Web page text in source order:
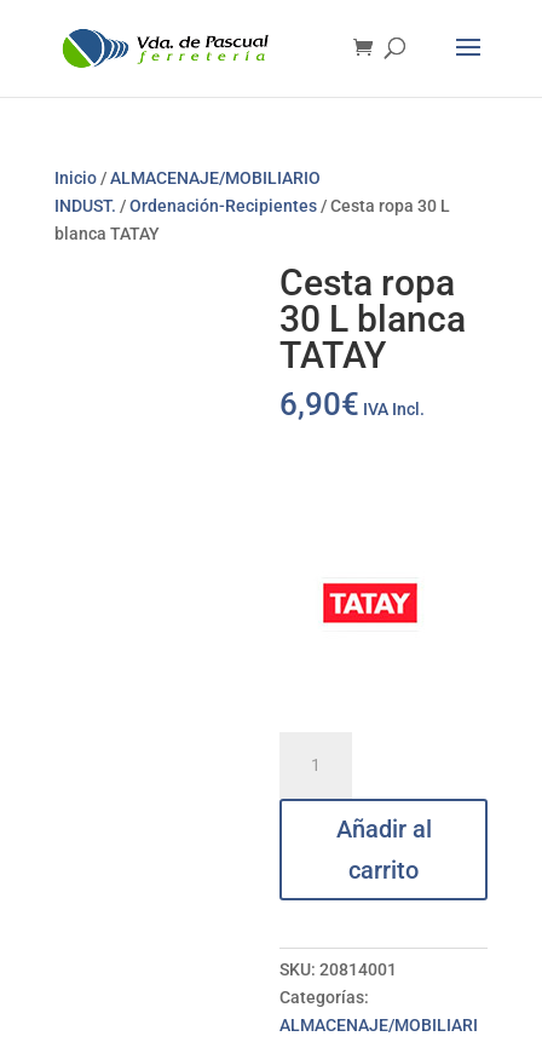
Inicio/ALMACENAJE/MOBILIARIO
INDUST. /Ordenación-Recipientes/ Cesta ropa 30 L
blanca TATAY
Cesta ropa
30 L blanca
TATAY
6,90€ IVA Incl.
30
Añadir al
carrito
SKU:20814001
Categorías:
ALMACENAJE/MOBILIARI